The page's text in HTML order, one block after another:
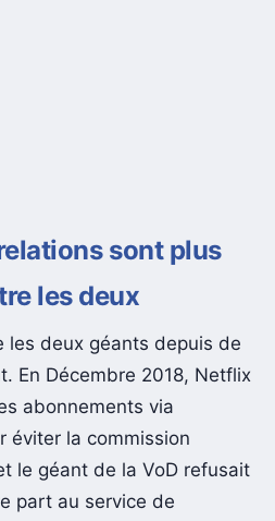
sont plus
les deux
les deux géants depuis de
En Décembre 2018, Netflix
abonnements via
éviter la commission
le géant de la VoD refusait
part au service de